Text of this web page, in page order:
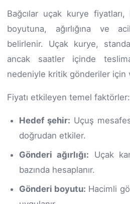
Bağcılar uçak kurye
boyutuna, ağırlığına ve
belirlenir. Uçak kurye,
ancak saatler içinde
nedeniyle kritik gönderiler için
Fiyatı etkileyen temel faktörler:
Hedef şehir: Uçuş
doğrudan etkiler.
Gönderi ağırlığı: Uçak
bazında hesaplanır.
Gönderi boyutu: Hacimli